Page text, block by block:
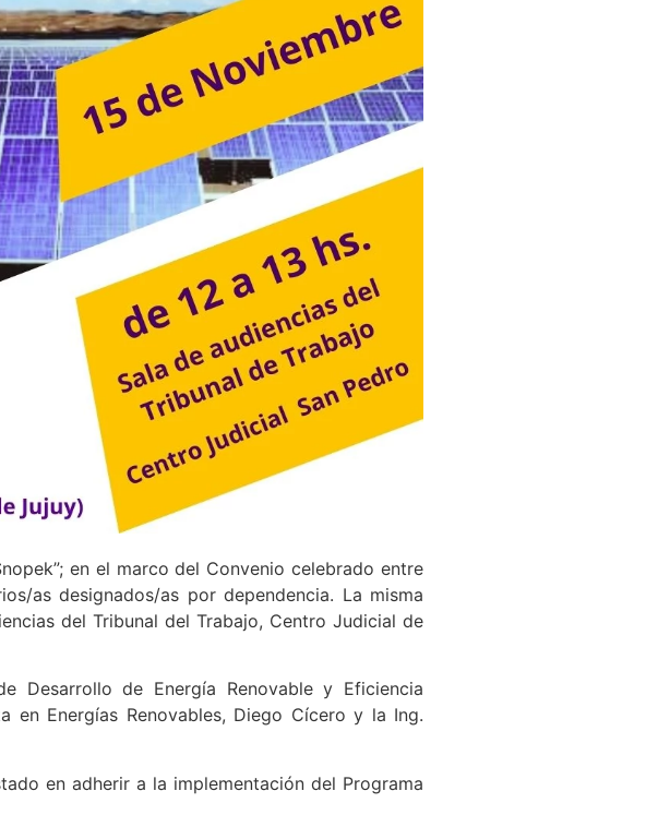
en el marco del Convenio celebrado entre
as designados/as por dependencia. La misma
del Tribunal del Trabajo, Centro Judicial de
Desarrollo de Energía Renovable y Eficiencia
en Energías Renovables, Diego Cícero y la Ing.
en adherir a la implementación del Programa